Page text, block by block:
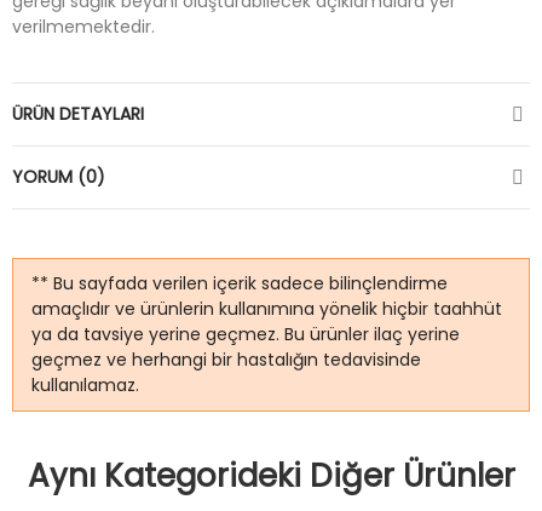
verilmemektedir.
ÜRÜN DETAYLARI
YORUM (0)
** Bu sayfada verilen içerik sadece bilinçlendirme
amaçlıdır ve ürünlerin kullanımına yönelik hiçbir taahhüt
ya da tavsiye yerine geçmez. Bu ürünler ilaç yerine
geçmez ve herhangi bir hastalığın tedavisinde
kullanılamaz.
Aynı Kategorideki Diğer Ürünler